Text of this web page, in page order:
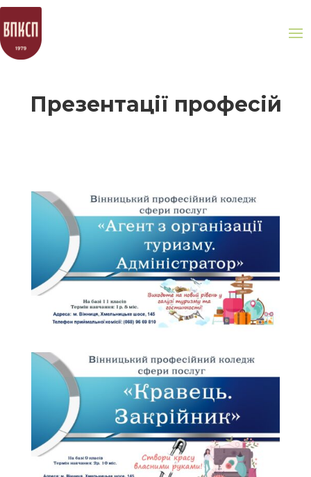
Презентації професій